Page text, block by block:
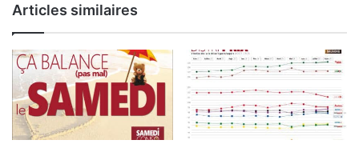
Articles similaires